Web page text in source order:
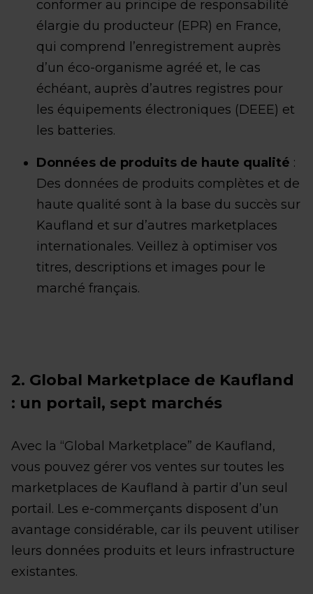
conformer au principe de responsabilité
élargie du producteur (EPR) en France,
qui comprend l’enregistrement auprès
d’un éco-organisme agréé et, le cas
échéant, auprès d’autres registres pour
les équipements électroniques (DEEE) et
les batteries.
Données de produits de haute qualité :
Des données de produits complètes et de
haute qualité sont à la base du succès sur
Kaufland et sur d’autres marketplaces
internationales. Veillez à optimiser vos
titres, descriptions et images pour le
marché français.
2. Global Marketplace de Kaufland
: un portail, sept marchés
Avec la “Global Marketplace” de Kaufland,
vous pouvez gérer vos ventes sur toutes les
marketplaces de Kaufland à partir d’un seul
portail. Les e-commerçants disposent d’un
avantage considérable, car ils peuvent utiliser
leurs données produits et leurs infrastructure
existantes.